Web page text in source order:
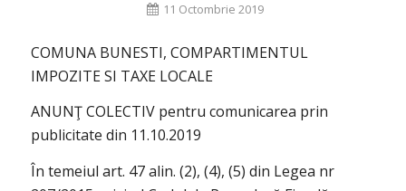
11 Octombrie 2019
COMUNA BUNESTI, COMPARTIMENTUL
IMPOZITE SI TAXE LOCALE
ANUNŢ COLECTIV pentru comunicarea prin
publicitate din 11.10.2019
În temeiul art. 47 alin. (2), (4), (5) din Legea nr